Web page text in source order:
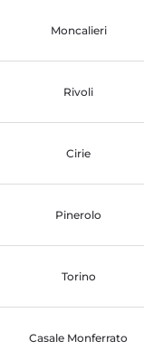
Moncalieri
Rivoli
Cirie
Pinerolo
Torino
Casale Monferrato